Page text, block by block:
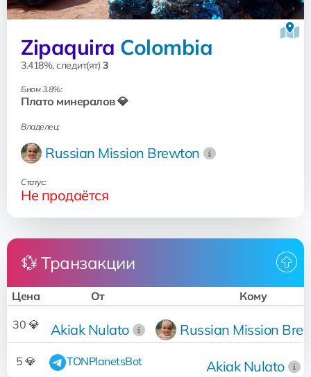
Zipaquira Colombia
3.418%, следит(ят) 3
Биом 3.8%:
Плато минералов 💎
Владелец:
Russian Mission Brewton
Статус:
Не продаётся
💱 Транзакции
Цена От Кому
30 💎 Akiak Nulato Russian Mission
5 💎 TONPlanetsBot Akiak Nulato